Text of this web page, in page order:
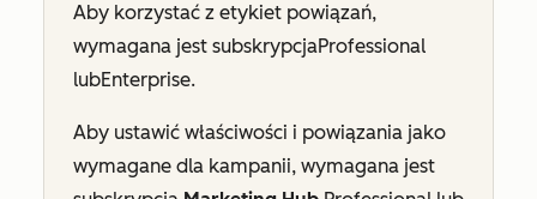
Aby korzystać z etykiet powiązań,
wymagana jest subskrypcjaProfessional
lubEnterprise.
Aby ustawić właściwości i powiązania jako
wymagane dla kampanii, wymagana jest